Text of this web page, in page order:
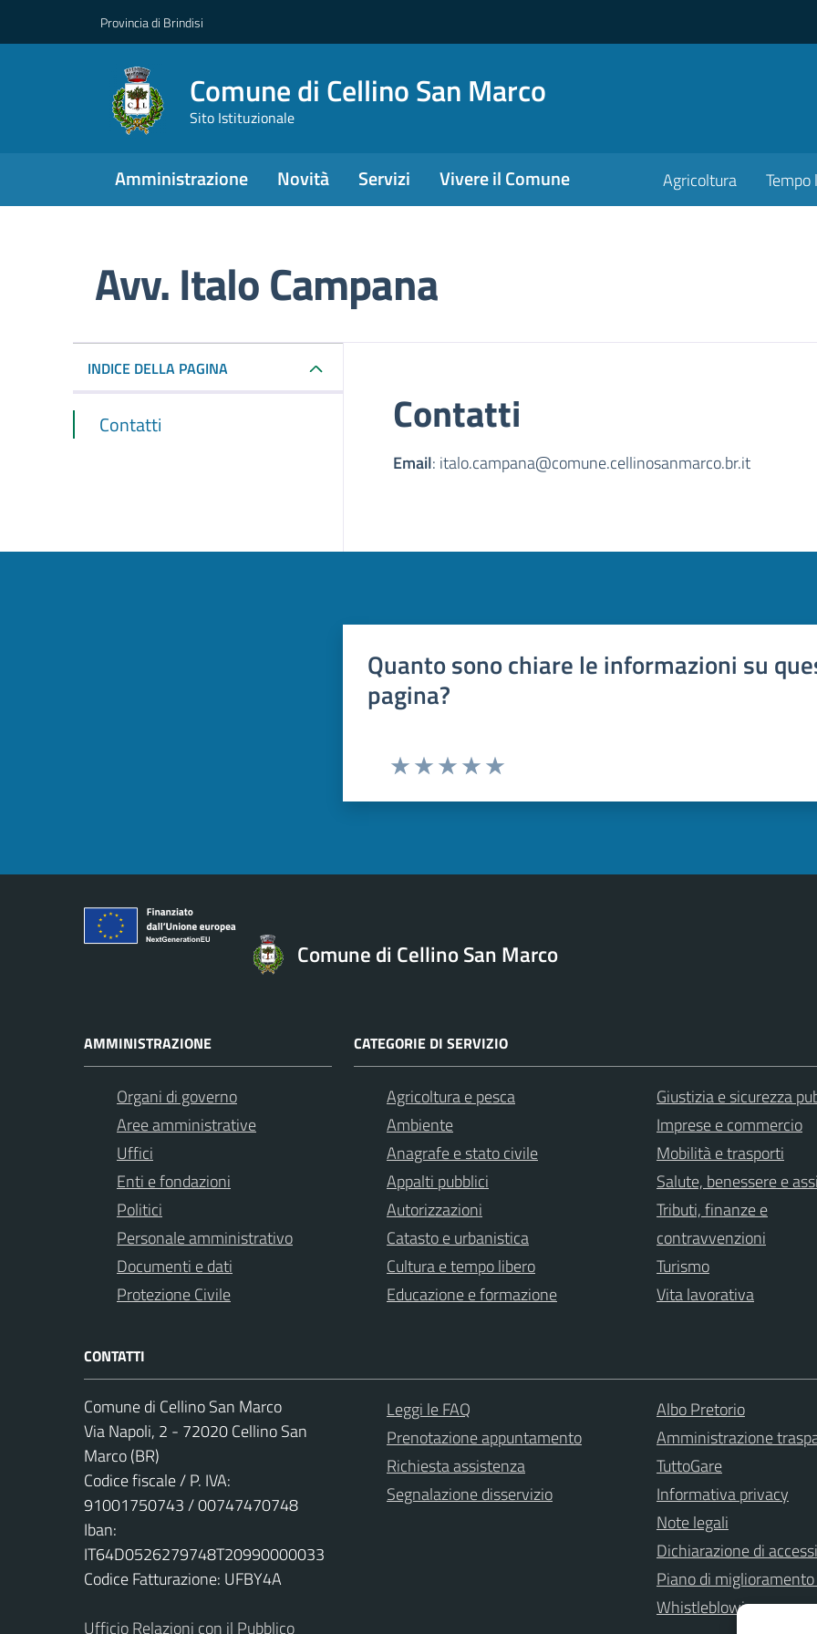
Provincia di Brindisi
Comune di Cellino San Marco
Sito Istituzionale
Amministrazione Novità Servizi Vivere il Comune Agricoltura Tempo
Avv. Italo Campana
Dettagli del punto di contatto
INDICE DELLA PAGINA
Contatti Contatti
Email: italo.campana@comune.cellinosanmarco.br.it
Quanto sono chiare le informazioni su
pagina?
Comune di Cellino San Marco
AMMINISTRAZIONE
Organi di governo
Aree amministrative
Uffici
Enti e fondazioni
Politici
Personale amministrativo
Documenti e dati
Protezione Civile
CATEGORIE DI SERVIZIO
Agricoltura e pesca
Ambiente
Anagrafe e stato civile
Appalti pubblici
Autorizzazioni
Catasto e urbanistica
Cultura e tempo libero
Educazione e formazione
Giustizia e sicurezza
Imprese e commercio
Mobilità e trasporti
Salute, benessere e
Tributi, finanze e
contravvenzioni
Turismo
Vita lavorativa
CONTATTI
Comune di Cellino San Marco
Via Napoli, 2 - 72020 Cellino San
Marco (BR)
Codice fiscale / P. IVA:
91001750743 / 00747470748
Iban:
IT64D0526279748T20990000033
Codice Fatturazione: UFBY4A
Ufficio Relazioni con il Pubblico
Leggi le FAQ
Prenotazione appuntamento
Richiesta assistenza
Segnalazione disservizio
Albo Pretorio
Amministrazione
TuttoGare
Informativa privacy
Note legali
Dichiarazione di
Piano di
Whistleblowing